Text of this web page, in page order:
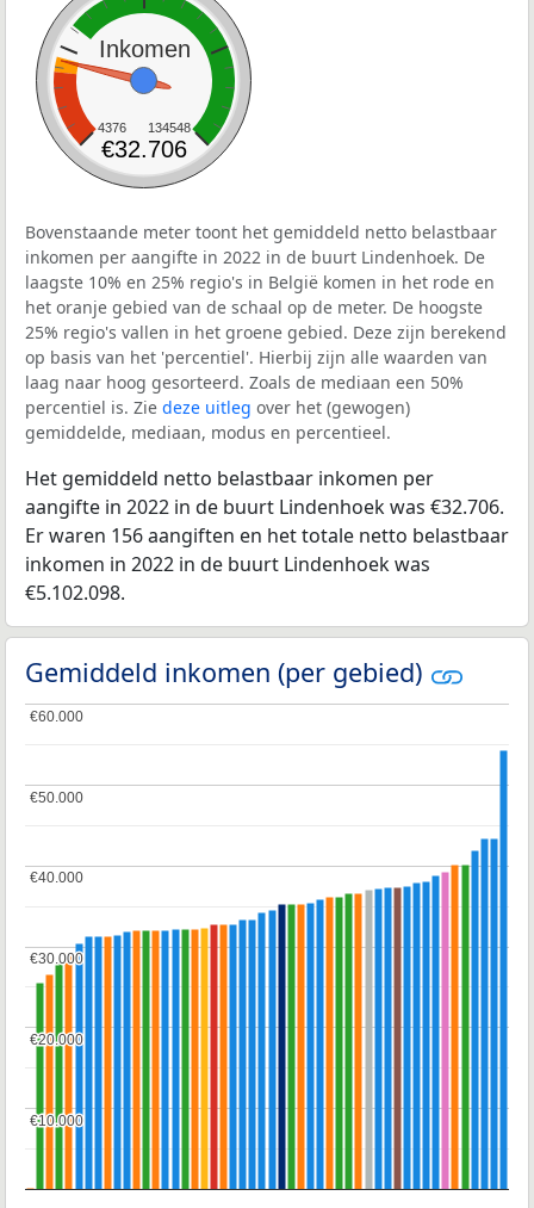
Inkomen
4376 134548
€32.706
Bovenstaande meter toont het gemiddeld netto belastbaar
inkomen per aangifte in 2022 in de buurt Lindenhoek. De
laagste 10% en 25% regio's in België komen in het rode en
het oranje gebied van de schaal op de meter. De hoogste
25% regio's vallen in het groene gebied. Deze zijn berekend
op basis van het 'percentiel'. Hierbij zijn alle waarden van
laag naar hoog gesorteerd. Zoals de mediaan een 50%
percentiel is. Zie deze uitleg over het (gewogen)
gemiddelde, mediaan, modus en percentieel.
Het gemiddeld netto belastbaar inkomen per
aangifte in 2022 in de buurt Lindenhoek was €32.706.
Er waren 156 aangiften en het totale netto belastbaar
inkomen in 2022 in de buurt Lindenhoek was
€5.102.098.
Gemiddeld inkomen (per gebied)
€10.000
€10.000
€20.000
€20.000
€30.000
€30.000
€40.000
€40.000
€50.000
€50.000
€60.000
€60.000